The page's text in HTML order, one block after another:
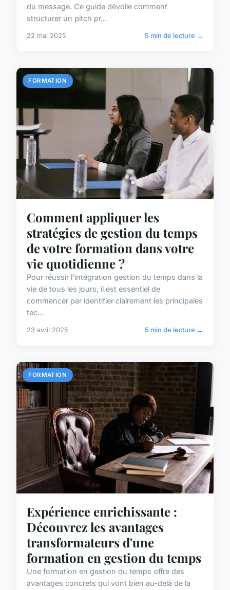
du message. Ce guide dévoile comment
structurer un pitch pr...
22 mai 2025 5 min de lecture →
FORMATION
Comment appliquer les
stratégies de gestion du temps
de votre formation dans votre
vie quotidienne ?
Pour réussir l'intégration gestion du temps dans la
vie de tous les jours, il est essentiel de
commencer par identifier clairement les principales
tec...
23 avril 2025 5 min de lecture →
FORMATION
Expérience enrichissante :
Découvrez les avantages
transformateurs d'une
formation en gestion du temps
Une formation en gestion du temps offre des
avantages concrets qui vont bien au-delà de la